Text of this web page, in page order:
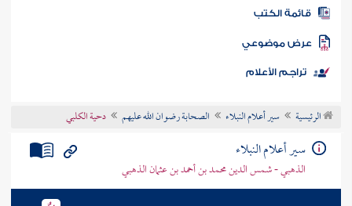
المكتبة
الكتب
موضوعي
تراجم الأعلام
الرئيسية سير أعلام النبلاء الصحابة رضوان الله عليهم دحية الكلبي
سير أعلام النبلاء
الذهبي - شمس الدين محمد بن أحمد بن عثمان الذهبي